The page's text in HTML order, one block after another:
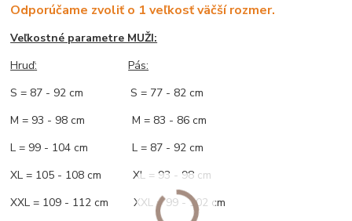
Odporúčame zvoliť o 1 veľkosť väčší rozmer.
Veľkostné parametre MUŽI:
Hruď:
Pás:
S = 87 - 92 cm S = 77 - 82 cm
M = 93 - 98 cm M = 83 - 86 cm
L = 99 - 104 cm L = 87 - 92 cm
XL = 105 - 108 cm XL = 93 - 98 cm
XXL = 109 - 112 cm XXL = 99 - 102 cm